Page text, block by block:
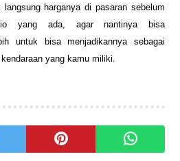
harganya di pasaran sebelum
yang ada, agar nantinya bisa
untuk bisa menjadikannya sebagai
yang kamu miliki.